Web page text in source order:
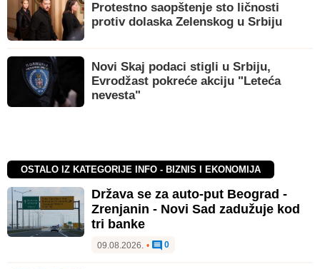
Protestno saopštenje sto ličnosti
protiv dolaska Zelenskog u Srbiju
Novi Skaj podaci stigli u Srbiju,
Evrodžast pokreće akciju "Leteća
nevesta"
OSTALO IZ KATEGORIJE INFO - BIZNIS I EKONOMIJA
Država se za auto-put Beograd -
Zrenjanin - Novi Sad zadužuje kod
tri banke
09.08.2026. • 0